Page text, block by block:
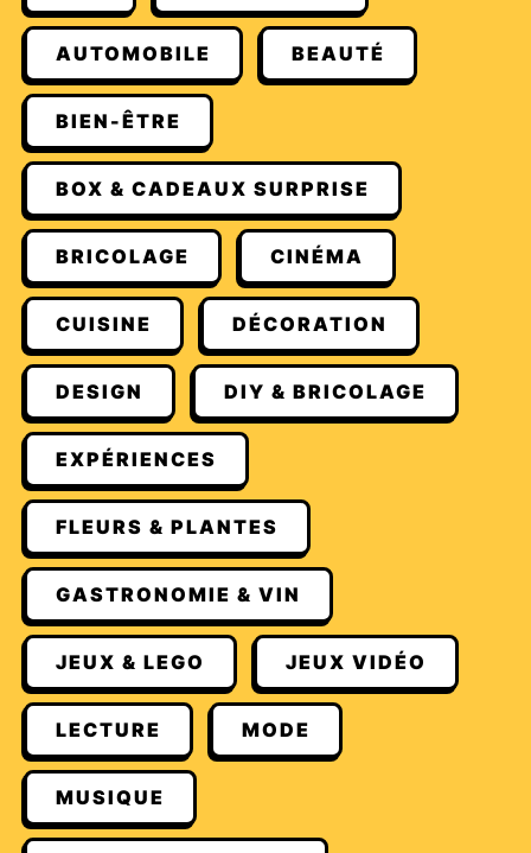
AUTOMOBILE BEAUTÉ
BIEN-ÊTRE
BOX & CADEAUX SURPRISE
BRICOLAGE CINÉMA
CUISINE DÉCORATION
DESIGN DIY & BRICOLAGE
EXPÉRIENCES
FLEURS & PLANTES
GASTRONOMIE & VIN
JEUX & LEGO JEUX VIDÉO
LECTURE MODE
MUSIQUE